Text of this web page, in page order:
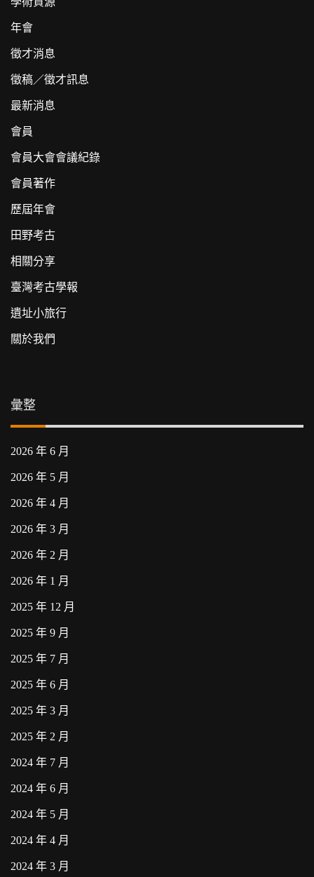
年會
徵才消息
徵稿／徵才訊息
最新消息
會員
會員大會會議紀錄
會員著作
歷屆年會
田野考古
相關分享
臺灣考古學報
遺址小旅行
關於我們
彙整
2026 年 6 月
2026 年 5 月
2026 年 4 月
2026 年 3 月
2026 年 2 月
2026 年 1 月
2025 年 12 月
2025 年 9 月
2025 年 7 月
2025 年 6 月
2025 年 3 月
2025 年 2 月
2024 年 7 月
2024 年 6 月
2024 年 5 月
2024 年 4 月
2024 年 3 月